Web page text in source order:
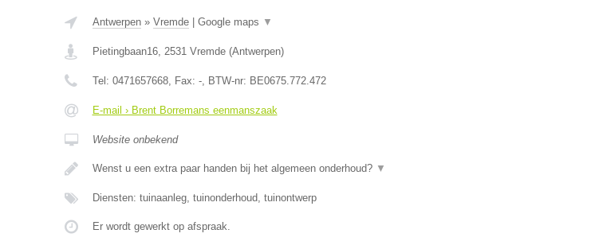
Antwerpen» Vremde| Google maps ▼
Pietingbaan16, 2531 Vremde(Antwerpen)
Tel: 0471657668, Fax: -, BTW-nr: BE0675.772.472
E-mail › Brent Borremans eenmanszaak
Website onbekend
Wenst u een extra paar handen bij het algemeen onderhoud? ▼
Diensten: tuinaanleg, tuinonderhoud, tuinontwerp
Er wordt gewerkt op afspraak.